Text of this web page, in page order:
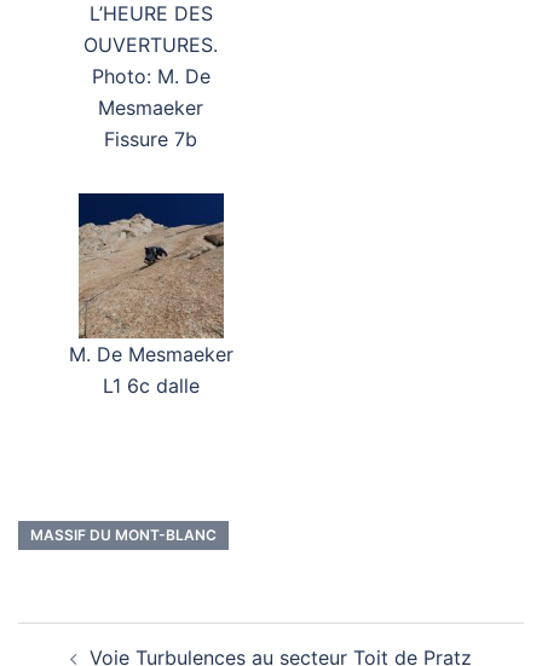
L’HEURE DES
OUVERTURES.
Photo: M. De
Mesmaeker
Fissure 7b
M. De Mesmaeker
L1 6c dalle
MASSIF DU MONT-BLANC
Voie Turbulences au secteur Toit de Pratz